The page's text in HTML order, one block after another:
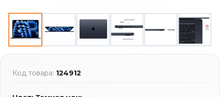
Код товара: 124912